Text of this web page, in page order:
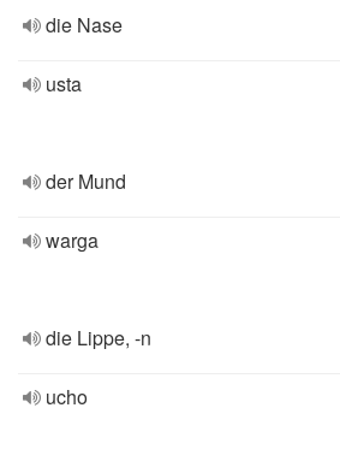
die Nase
usta
der Mund
warga
die Lippe, -n
ucho